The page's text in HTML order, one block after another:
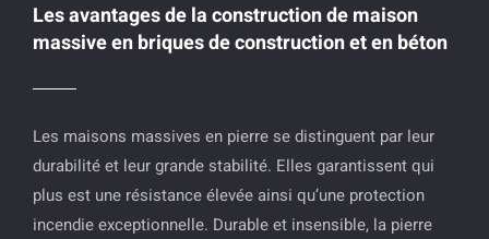
Les avantages de la construction de maison
massive en briques de construction et en béton
Les maisons massives en pierre se distinguent par leur
durabilité et leur grande stabilité. Elles garantissent qui
plus est une résistance élevée ainsi qu’une protection
incendie exceptionnelle. Durable et insensible, la pierre